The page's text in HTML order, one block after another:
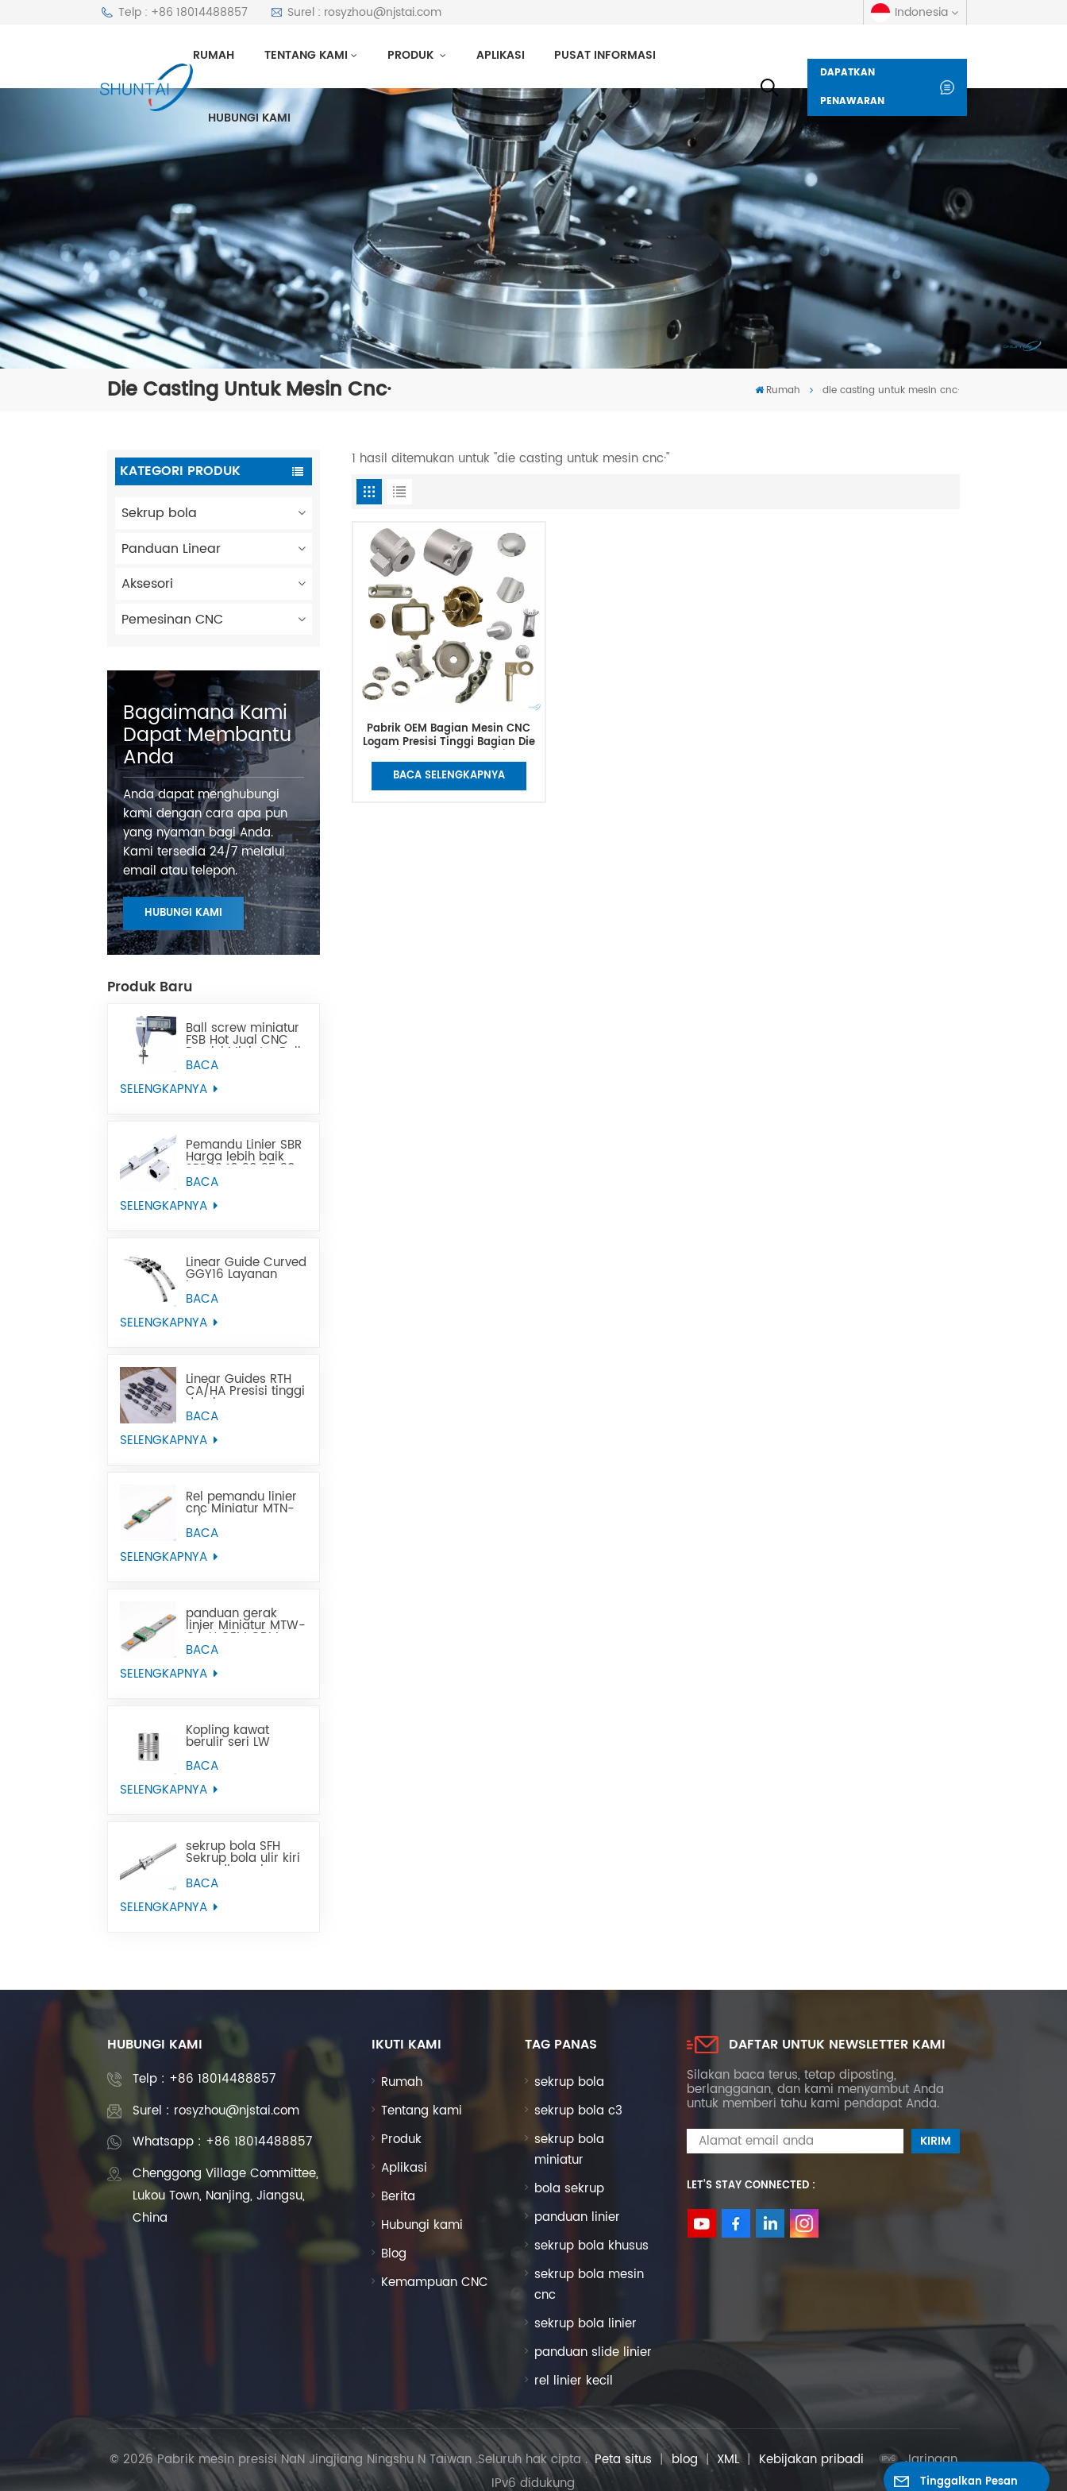
Telp : +86 18014488857 Surel : rosyzhou@njstai.com Indonesia
русский
español
العربية
Deutsch
italiano
français
Indonesia
RUMAH TENTANG KAMI PRODUK APLIKASI PUSAT INFORMASI
HUBUNGI KAMI
DAPATKAN
PENAWARAN
Die Casting Untuk Mesin Cnc· Rumah die casting untuk mesin cnc·
KATEGORI PRODUK
Sekrup bola
Panduan Linear
Aksesori
Pemesinan CNC
Bagaimana Kami
Dapat Membantu
Anda
Anda dapat menghubungi
kami dengan cara apa pun
yang nyaman bagi Anda.
Kami tersedia 24/7 melalui
email atau telepon.
HUBUNGI KAMI
Produk Baru
Ball screw miniatur
FSB Hot Jual CNC
Presisi Miniatur Ball
Lead Screw Dapat
Menggantikan Tbi
BACA
SELENGKAPNYA
Pemandu Linier SBR
Harga lebih baik
SBR 12 16 20 25 30
35 40 50 rel
BACA
SELENGKAPNYA
Linear Guide Curved
GGY16 Layanan
kustom OEM
disediakan, rel
melengkung CNC
BACA
SELENGKAPNYA
Linear Guides RTH
CA/HA Presisi tinggi
dan harga
terjangkau
BACA
SELENGKAPNYA
Rel pemandu linier
cnc Miniatur MTN-
C/-H OEM ODM
BACA
SELENGKAPNYA
panduan gerak
linier Miniatur MTW-
C/-H OEM ODM
BACA
SELENGKAPNYA
Kopling kawat
berulir seri LW
BACA
SELENGKAPNYA
sekrup bola SFH
Sekrup bola ulir kiri
yang digunakan
pada peralatan
mesin CNC
BACA
SELENGKAPNYA
1 hasil ditemukan untuk "die casting untuk mesin cnc·"
Pabrik OEM Bagian Mesin CNC
Logam Presisi Tinggi Bagian Die
Kustom
BACA SELENGKAPNYA
HUBUNGI KAMI
Telp : +86 18014488857
Surel : rosyzhou@njstai.com
Whatsapp : +86 18014488857
Chenggong Village Committee,
Lukou Town, Nanjing, Jiangsu,
China
IKUTI KAMI
Rumah
Tentang kami
Produk
Aplikasi
Berita
Hubungi kami
Blog
Kemampuan CNC
TAG PANAS
sekrup bola
sekrup bola c3
sekrup bola
miniatur
bola sekrup
panduan linier
sekrup bola khusus
sekrup bola mesin
cnc
sekrup bola linier
panduan slide linier
rel linier kecil
DAFTAR UNTUK NEWSLETTER KAMI
Silakan baca terus, tetap diposting,
berlangganan, dan kami menyambut Anda
untuk memberi tahu kami pendapat Anda.
LET’S STAY CONNECTED :
© 2026 Pabrik mesin presisi NaN Jingjiang Ningshu N Taiwan .Seluruh hak cipta . Peta situs |blog| XML | Kebijakan pribadi
Jaringan
IPv6 didukung
Tinggalkan Pesan